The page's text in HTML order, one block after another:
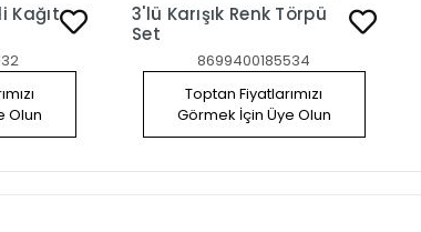
Olun
3'lü Karışık Renk Törpü
Set
8699400185534
Toptan Fiyatlarımızı
Görmek İçin Üye Olun